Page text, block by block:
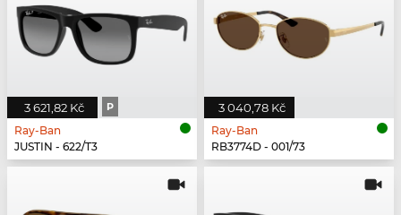
3 621,82 Kč P
Ray-Ban
JUSTIN - 622/T3
3 040,78 Kč
Ray-Ban
RB3774D - 001/73